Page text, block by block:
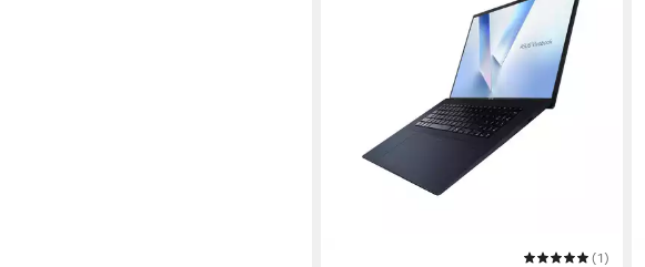
(1)